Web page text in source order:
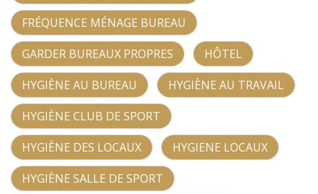
FRÉQUENCE MÉNAGE BUREAU
GARDER BUREAUX PROPRES
HÔTEL
HYGIÈNE AU BUREAU
HYGIÈNE AU TRAVAIL
HYGIÈNE CLUB DE SPORT
HYGIÈNE DES LOCAUX
HYGIENE LOCAUX
HYGIÈNE SALLE DE SPORT